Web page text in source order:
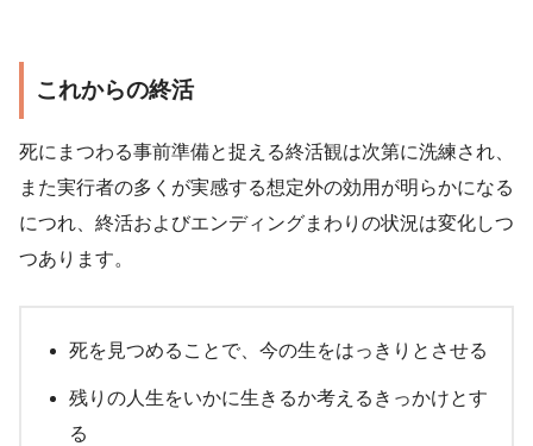
これからの終活
死にまつわる事前準備と捉える終活観は次第に洗練され、
また実行者の多くが実感する想定外の効用が明らかになる
につれ、終活およびエンディングまわりの状況は変化しつ
つあります。
死を見つめることで、今の生をはっきりとさせる
残りの人生をいかに生きるか考えるきっかけとす
る